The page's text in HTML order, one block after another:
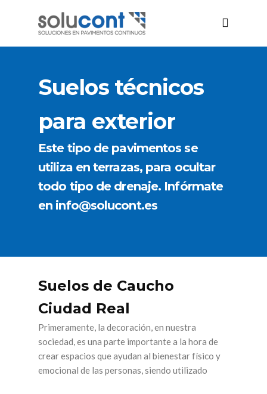
Suelos técnicos
para exterior
Este tipo de pavimentos se
utiliza en terrazas, para ocultar
todo tipo de drenaje. Infórmate
en info@solucont.es
Suelos de Caucho
Ciudad Real
Primeramente, la decoración, en nuestra
sociedad, es una parte importante a la hora de
crear espacios que ayudan al bienestar físico y
emocional de las personas, siendo utilizado